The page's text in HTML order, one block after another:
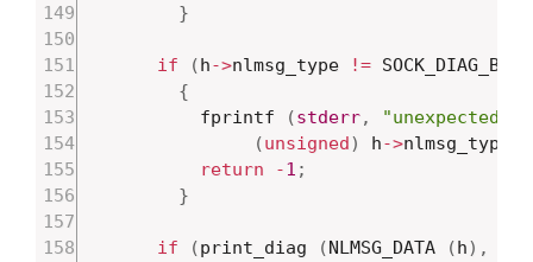
}
if ( h->nlmsg_type !=
{
	      fprintf
(stderr,
"unexpected
(unsigned ) h->nlmsg_type
return
-1 ;
}
if (print_diag ( NLMSG_DATA ( h) ,